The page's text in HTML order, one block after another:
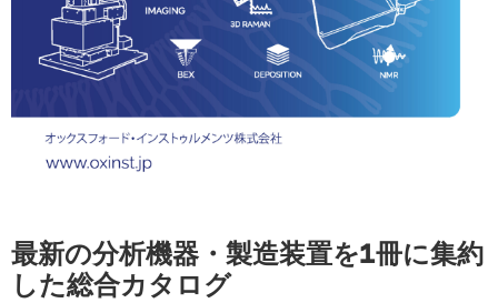
最新の分析機器・製造装置を1冊に集約
した総合カタログ